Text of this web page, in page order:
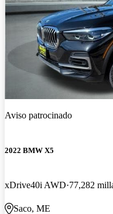
Aviso patrocinado
2022 BMW X5
xDrive40i AWD 77,282
Saco, ME